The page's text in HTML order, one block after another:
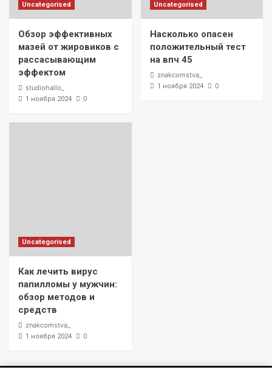
Uncategorised
Обзор эффективных
мазей от жировиков с
рассасывающим
эффектом
studiohallo_
1 ноября 2024 0
Uncategorised
Насколько опасен
положительный тест
на впч 45
znakcomstva_
1 ноября 2024 0
Uncategorised
Как лечить вирус
папилломы у мужчин:
обзор методов и
средств
znakcomstva_
1 ноября 2024 0